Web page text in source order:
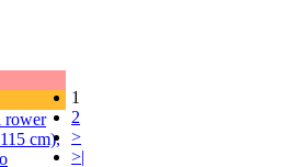
1
2
>
>|